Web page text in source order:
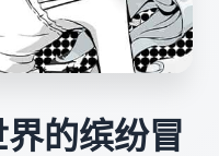
的缤纷冒